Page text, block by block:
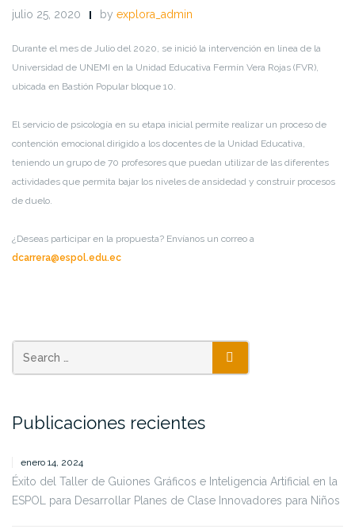
julio 25, 2020 by explora_admin
Durante el mes de Julio del 2020, se inició la intervención en línea de la
Universidad de UNEMI en la Unidad Educativa Fermín Vera Rojas (FVR),
ubicada en Bastión Popular bloque 10.
El servicio de psicología en su etapa inicial permite realizar un proceso de
contención emocional dirigido a los docentes de la Unidad Educativa,
teniendo un grupo de 70 profesores que puedan utilizar de las diferentes
actividades que permita bajar los niveles de ansidedad y construir procesos
de duelo.
¿Deseas participar en la propuesta? Envíanos un correo a
dcarrera@espol.edu.ec
SEARCH
Publicaciones recientes
enero 14, 2024
Éxito del Taller de Guiones Gráficos e Inteligencia Artificial en la
ESPOL para Desarrollar Planes de Clase Innovadores para Niños